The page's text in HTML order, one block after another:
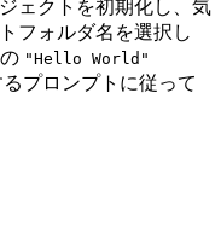
ェクトを初期化し、気
フォルダ名を選択し
"Hello World"
プロンプトに従って